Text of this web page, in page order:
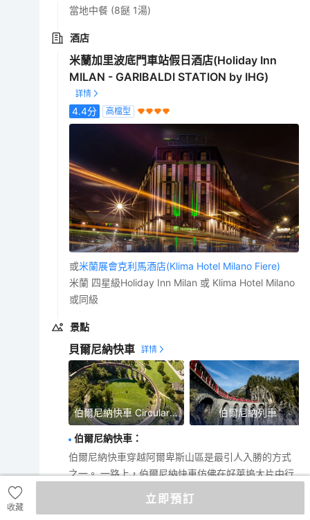
當地中餐 (8餸 1湯)
酒店
米蘭加里波底門車站假日酒店(Holiday Inn
MILAN - GARIBALDI STATION by IHG)
4.4分 高檔型
或米蘭展會克利馬酒店(Klima Hotel Milano Fiere)
米蘭 四星級Holiday Inn Milan 或 Klima Hotel Milano
或同級
景點
貝爾尼納快車
伯爾尼納快車 Circular Viaduct 伯爾尼納列車
伯爾尼納快車 ：
伯爾尼納快車穿越阿爾卑斯山區是最引人入勝的方式
之一。 一路上，伯爾尼納快車仿佛在好萊塢大片中行
亞鐵路和這片聯合國教科文組織世界遺産地的標志性
收藏
立即預訂